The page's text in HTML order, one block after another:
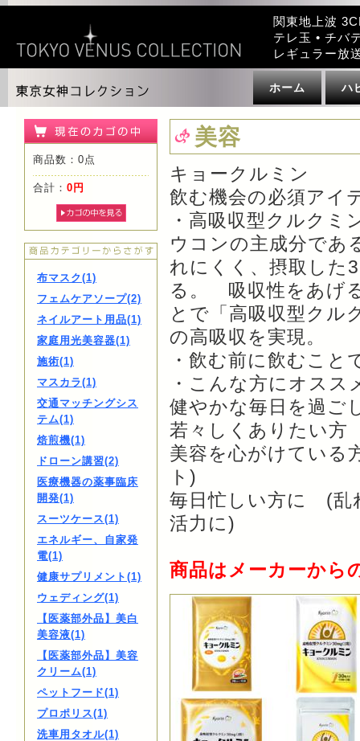
関東地上波
テレ玉 • チバ
レギュラー放
ホーム ハ
商品数：0点
合計： 0円
布マスク(1)
フェムケアソープ(2)
ネイルアート用品(1)
家庭用光美容器(1)
施術(1)
マスカラ(1)
交通マッチングシス
テム(1)
焙煎機(1)
ドローン講習(2)
医療機器の薬事臨床
開発(1)
スーツケース(1)
エネルギー、自家発
電(1)
健康サプリメント(1)
ウェディング(1)
【医薬部外品】美白
美容液(1)
【医薬部外品】美容
クリーム(1)
ペットフード(1)
プロポリス(1)
洗車用タオル(1)
美容
キョークルミン
飲む機会の必須アイ
・高吸収型クルクミ
ウコンの主成分であ
れにくく、摂取した
る。 吸収性をあげ
とで「高吸収型ク
の高吸収を実現。
・飲む前に飲むこと
・こんな方にオスス
健やかな毎日を過
若々しくありたい
美容を心がけてい
ト)
毎日忙しい方に (乱
活力に)
商品はメーカーから